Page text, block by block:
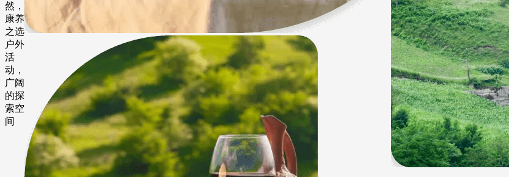
然，
康养
之选
户外
活
动，
广阔
的探
索空
间